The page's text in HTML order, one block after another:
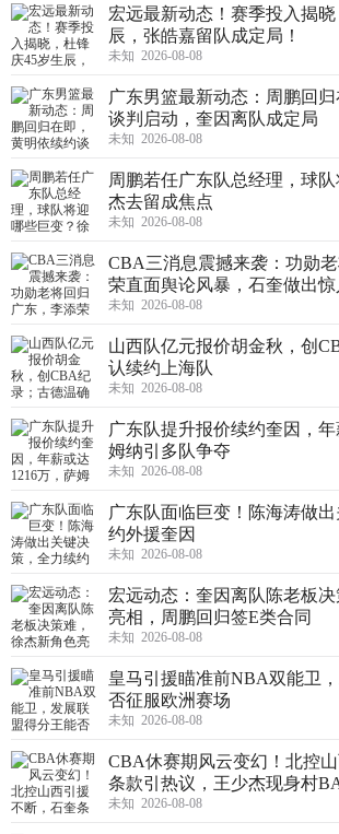
宏远最新动态！赛季投入揭
辰，张皓嘉留队成定局！
未知 2026-08-08
广东男篮最新动态：周鹏回
谈判启动，奎因离队成定局
未知 2026-08-08
周鹏若任广东队总经理，球
杰去留成焦点
未知 2026-08-08
CBA三消息震撼来袭：功勋
荣直面舆论风暴，石奎做出惊
未知 2026-08-08
山西队亿元报价胡金秋，创
认续约上海队
未知 2026-08-08
广东队提升报价续约奎因，
姆纳引多队争夺
未知 2026-08-08
广东队面临巨变！陈海涛做
约外援奎因
未知 2026-08-08
宏远动态：奎因离队陈老板
亮相，周鹏回归签E类合同
未知 2026-08-08
皇马引援瞄准前NBA双能卫
否征服欧洲赛场
未知 2026-08-08
CBA休赛期风云变幻！北控
条款引热议，王少杰现身村
未知 2026-08-08